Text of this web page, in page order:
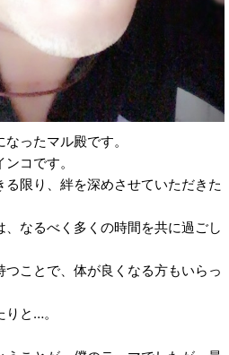
ったマル殿です。
コです。
限り、絆を深めさせていただきた
なるべく多くの時間を共に過ごし
ことで、体が良くなる方もいらっ
と…。